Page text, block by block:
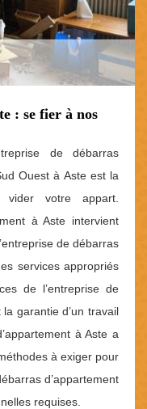
: se fier à nos
de débarras
Ouest à Aste est la
votre appart.
à Aste intervient
de débarras
services appropriés
de l’entreprise de
la garantie d’un travail
à Aste a
à exiger pour
d’appartement
requises.